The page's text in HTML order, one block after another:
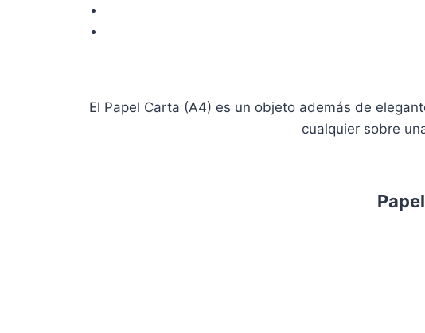
El Papel Carta (A4) es un objeto además de
cualquier sobre